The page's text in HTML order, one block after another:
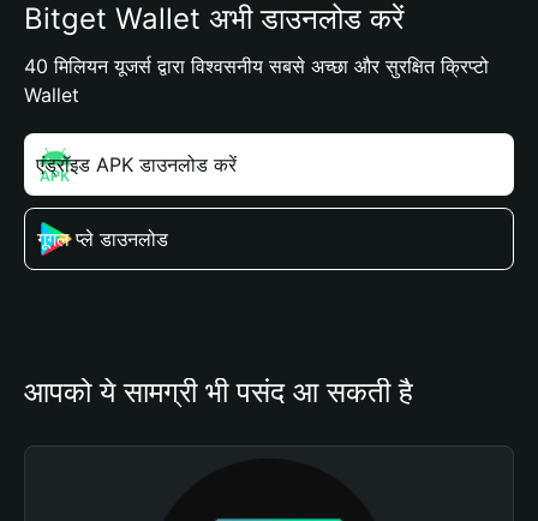
Bitget Wallet अभी डाउनलोड करें
40 मिलियन यूजर्स द्वारा विश्वसनीय सबसे अच्छा और सुरक्षित क्रिप्टो
Wallet
एंड्रॉइड APK डाउनलोड करें
गूगल प्ले डाउनलोड
आपको ये सामग्री भी पसंद आ सकती है